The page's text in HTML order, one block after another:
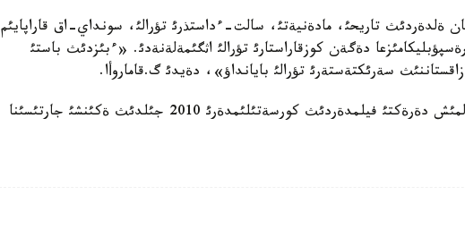
ةلدةردئث تاريحئ، مادةنيةتئ، سالت-ءداستذرئ تؤرالئ، سونداي-اق قاراپايئم
دةگةن كوزقاراستارئ تؤرالئ اثگئمةلةنةدئ. «ءبئزدئث باستئ
سةرئكتةستةرئ تؤرالئ بايانداؤ»، دةيدئ گ.قاماروأا.
رةسپؤبليكالئق تةلةارنالارداعئ اتالمئش دةرةكتئ فيلمدةردئث كورسةتئلئمدةرئ 2010 جئلدئث ةكئنشئ جارتئسئنا